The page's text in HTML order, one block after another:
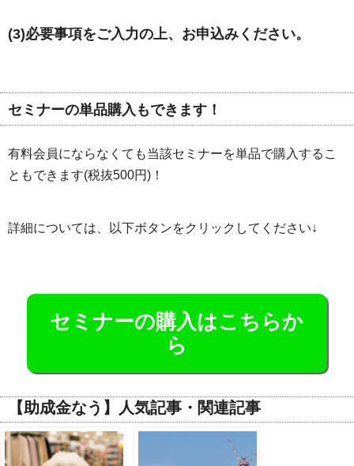
(3)必要事項をご入力の上、お申込みください。
セミナーの単品購入もできます！
有料会員にならなくても当該セミナーを単品で購入するこ
ともできます(税抜500円)！
詳細については、以下ボタンをクリックしてください↓
セミナーの購入はこちらか
ら
【助成金なう】人気記事・関連記事